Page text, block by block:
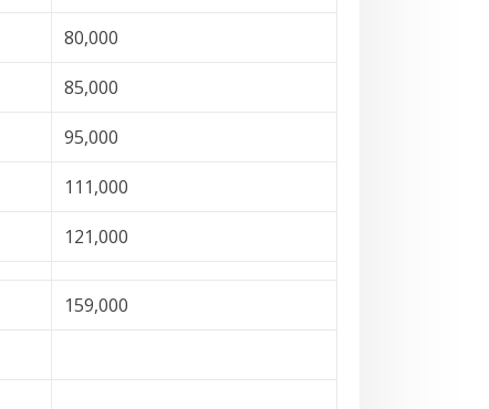
80,000
85,000
95,000
111,000
121,000
159,000